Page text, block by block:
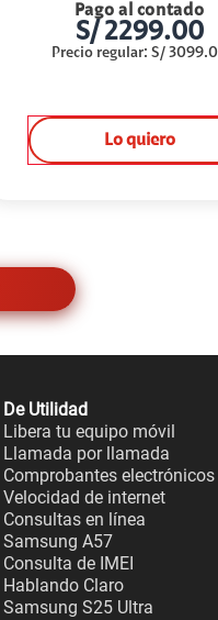
Pago al contado
S/ 2299.00
Precio regular: S/
Lo quiero
De Utilidad
Libera tu equipo móvil
Llamada por llamada
Comprobantes electrónicos
Velocidad de internet
Consultas en línea
Samsung A57
Consulta de IMEI
Hablando Claro
Samsung S25 Ultra